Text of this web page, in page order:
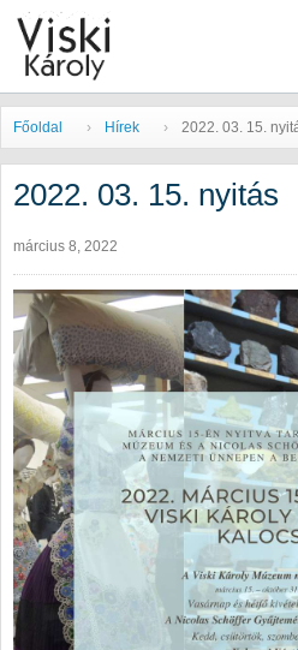
Főoldal Hírek 2022. 03. 15.
2022. 03. 15. nyitás
március 8, 2022